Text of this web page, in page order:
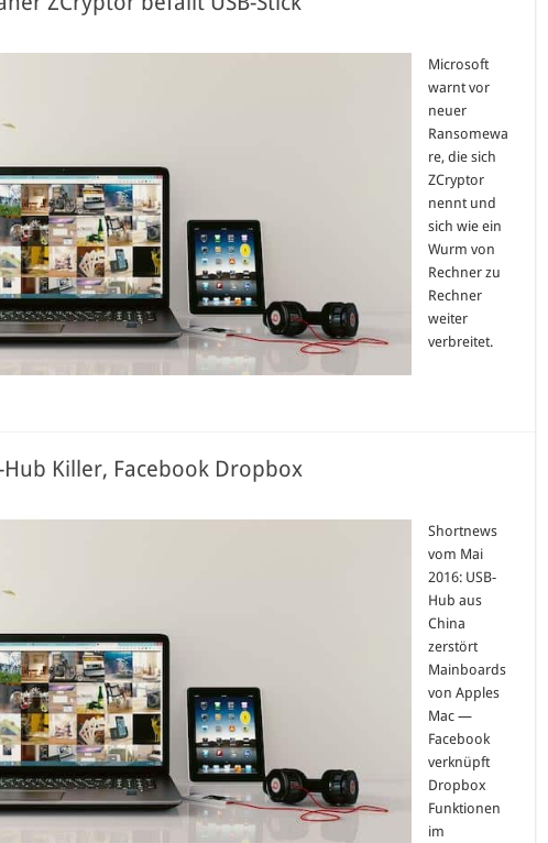
Microsoft
warnt vor
neuer
Ransomewa
re, die sich
ZCryptor
nennt und
sich wie ein
Wurm von
Rechner zu
Rechner
weiter
verbreitet.
Hub Killer, Facebook Dropbox
Shortnews
vom Mai
2016: USB-
Hub aus
China
zerstört
Mainboards
von Apples
Mac —
Facebook
verknüpft
Dropbox
Funktionen
im